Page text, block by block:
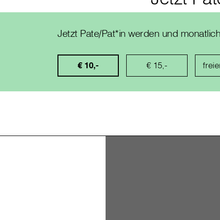
Jetzt Pate/Pat*in werden und
€ 10,- € 15,-